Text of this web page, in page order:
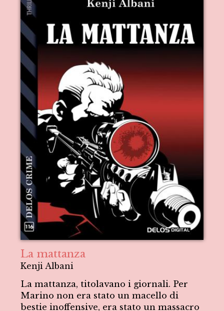
La mattanza
Kenji Albani
La mattanza, titolavano i giornali. Per
Marino non era stato un macello di
bestie inoffensive, era stato un massacro